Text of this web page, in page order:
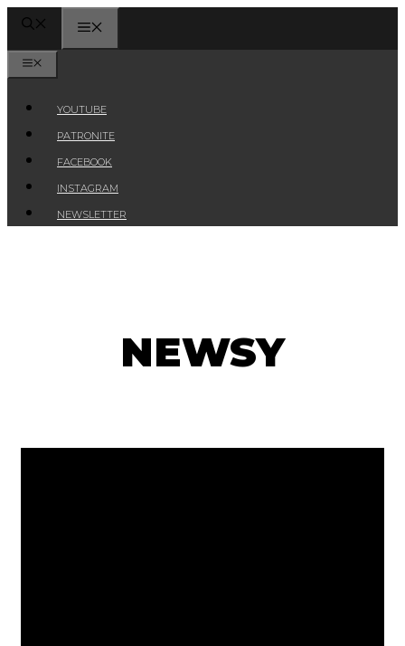
Przejdź
treści
YOUTUBE
PATRONITE
FACEBOOK
INSTAGRAM
NEWSLETTER
NEWSY